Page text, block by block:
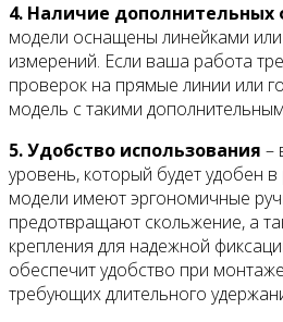
4. Наличие дополнительных
модели оснащены линейками
измерений. Если ваша работа
проверок на прямые линии или
модель с такими
5. Удобство использования –
уровень, который будет удобен
модели имеют эргономичные
предотвращают скольжение, а
крепления для надежной
обеспечит удобство при
требующих длительного